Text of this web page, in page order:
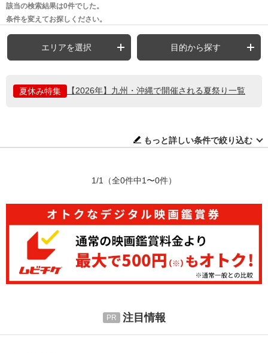
該当の検索結果は0件でした。
条件を変えてお探しください。
エリアを選択 目的から探す
夏休み特集 【2026年】九州・沖縄で開催される夏祭り一覧
もっと詳しい条件で絞り込む
1/1 （全0件中1〜0件）
注目情報